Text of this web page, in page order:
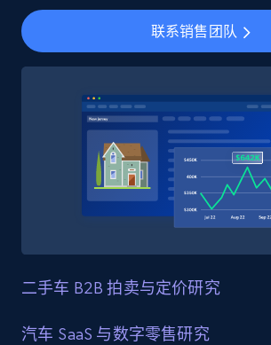
4.5K+ 507+
Reddit- Posts
Post id, URL, User posted, Title,
Num comments, Date posted,
Social media
联系销售团队
二手车 B2B 拍卖与定价研究
批发车辆定价与拍卖活跃度
汽车 SaaS 与数字零售研究